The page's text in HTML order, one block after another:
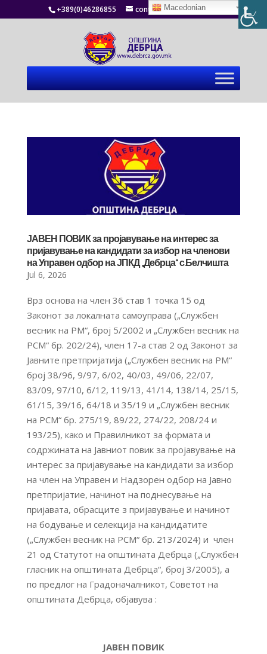
+389(0)46286855 contact@debrca.gov.mk
ЈАВЕН ПОВИК за пројавување на интерес за
пријавување на кандидати за избор на членови
на Управен одбор на ЈПКД „Дебрца“ с.Белчишта
Jul 6, 2026
Врз основа на член 36 став 1 точка 15 од
Законот за локалната самоуправа („Службен
весник на РМ“, број 5/2002 и „Службен весник на
РСМ“ бр. 202/24), член 17-а став 2 од Законот за
Јавните претпријатија („Службен весник на РМ“
број 38/96, 9/97, 6/02, 40/03, 49/06, 22/07,
83/09, 97/10, 6/12, 119/13, 41/14, 138/14, 25/15,
61/15, 39/16, 64/18 и 35/19 и „Службен весник
на РСМ“ бр. 275/19, 89/22, 274/22, 208/24 и
193/25), како и Правилникот за формата и
содржината на Јавниот повик за пројавување на
интерес за пријавување на кандидати за избор
на член на Управен и Надзорен одбор на Јавно
претпријатие, начинот на поднесување на
пријавата, обрасците з пријавување и начинот
на бодување и селекција на кандидатите
(„Службен весник на РСМ“ бр. 213/2024) и член
21 од Статутот на општината Дебрца („Службен
гласник на општината Дебрца“, број 3/2005), а
по предлог на Градоначалникот, Советот на
општината Дебрца, објавува :
ЈАВЕН ПОВИК
Macedonian